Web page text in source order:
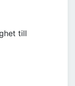
till